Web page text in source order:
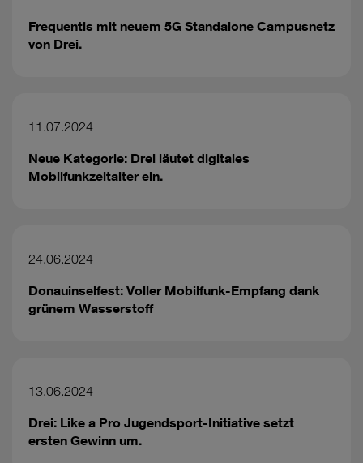
Frequentis mit neuem 5G Standalone Campusnetz
von Drei.
11.07.2024
Neue Kategorie: Drei läutet digitales
Mobilfunkzeitalter ein.
24.06.2024
Donauinselfest: Voller Mobilfunk-Empfang dank
grünem Wasserstoff
13.06.2024
Drei: Like a Pro Jugendsport-Initiative setzt
ersten Gewinn um.